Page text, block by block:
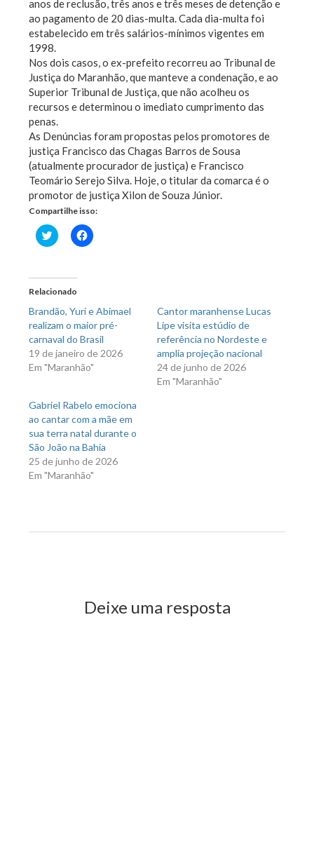
anos de reclusão, três anos e três meses de detenção e
ao pagamento de 20 dias-multa. Cada dia-multa foi
estabelecido em três salários-mínimos vigentes em
1998.
Nos dois casos, o ex-prefeito recorreu ao Tribunal de
Justiça do Maranhão, que manteve a condenação, e ao
Superior Tribunal de Justiça, que não acolheu os
recursos e determinou o imediato cumprimento das
penas.
As Denúncias foram propostas pelos promotores de
justiça Francisco das Chagas Barros de Sousa
(atualmente procurador de justiça) e Francisco
Teomário Serejo Silva. Hoje, o titular da comarca é o
promotor de justiça Xilon de Souza Júnior.
Compartilhe isso:
Clique
para
em
nova
janela)
Clique
para
Relacionado
Brandão, Yuri e Abimael
realizam o maior pré-
carnaval do Brasil
19 de janeiro de 2026
Em "Maranhão"
Cantor maranhense Lucas
Lipe visita estúdio de
referência no Nordeste e
amplia projeção nacional
24 de junho de 2026
Em "Maranhão"
Gabriel Rabelo emociona
ao cantar com a mãe em
sua terra natal durante o
São João na Bahia
25 de junho de 2026
Em "Maranhão"
Deixe uma resposta